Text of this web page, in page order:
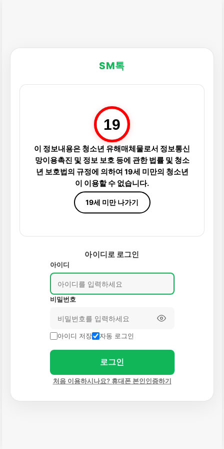
SM톡
19
이 정보내용은 청소년 유해매체물로서 정보통신
망이용촉진 및 정보 보호 등에 관한 법률 및 청소
년 보호법의 규정에 의하여 19세 미만의 청소년
이 이용할 수 없습니다.
19세 미만 나가기
아이디로 로그인
아이디
비밀번호
아이디 저장 자동 로그인
로그인
처음 이용하시나요? 휴대폰 본인인증하기